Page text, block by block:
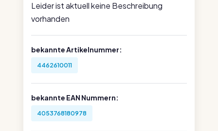
Leider ist aktuell keine Beschreibung
vorhanden
bekannte Artikelnummer:
4462610011
bekannte EAN Nummern:
4053768180978